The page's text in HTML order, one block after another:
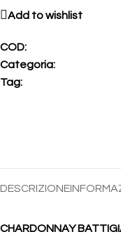
Add to wishlist
COD:
Categoria:
Tag:
DESCRIZIONE
CHARDONNAY